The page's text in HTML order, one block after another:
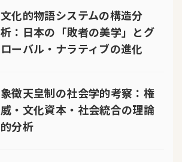
文化的物語システムの構造分
析：日本の「敗者の美学」とグ
ローバル・ナラティブの進化
象徴天皇制の社会学的考察：権
威・文化資本・社会統合の理論
的分析